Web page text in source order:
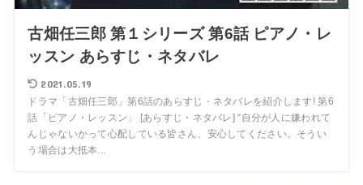
古畑任三郎 第１シリーズ 第6話 ピアノ・レ
ッスン あらすじ・ネタバレ
2021.05.19
ドラマ「古畑任三郎」第6話のあらすじ・ネタバレを紹介します! 第6
話「ピアノ・レッスン」 [あらすじ・ネタバレ] “自分が人に嫌われて
んじゃないかって心配している皆さん、安心してください。そうい
う場合は大抵本...